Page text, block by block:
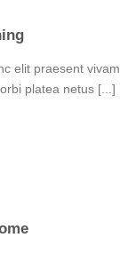
elit praesent
platea netus [...]